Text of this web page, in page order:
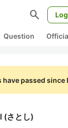
search
Question
have passed since
(さとし)